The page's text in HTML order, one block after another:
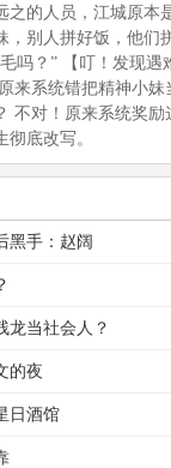
之的人员，江城原本
，别人拼好饭，他们
吗？” 【叮！发现遇
来系统错把精神小
不对！原来系统奖
底改写。
黑手：赵阔
龙当社会人？
的夜
日酒馆